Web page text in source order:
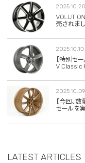
2025.10.20
売されまし
2025.10.10
【特別セール10％OFF
V Classic
2025.10.09
【今回、
セールを実
LATEST ARTICLES